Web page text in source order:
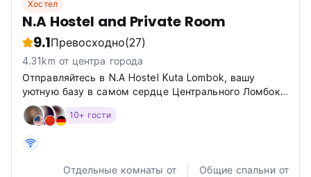
Хостел
N.A Hostel and Private Room
9.1Превосходно(27)
4.31km от центра города
Отправляйтесь в N.A Hostel Kuta Lombok, вашу
уютную базу в самом сердце Центрального Ломбока!
Представьте, что вы просыпаетесь, готовые
исследовать нетронутые пляжи и яркую культуру,
просты, мы сосредоточены...
10+ гости
Отдельные комнаты от Общие спальни от